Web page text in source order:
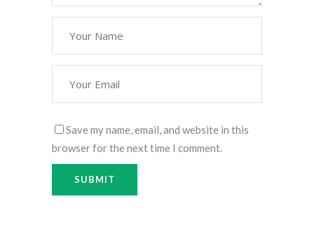
Save my name, email, and website in this
browser for the next time I comment.